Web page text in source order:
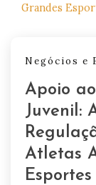
Grandes
Negócios e
Apoio
Juvenil:
Atletas
Esportes